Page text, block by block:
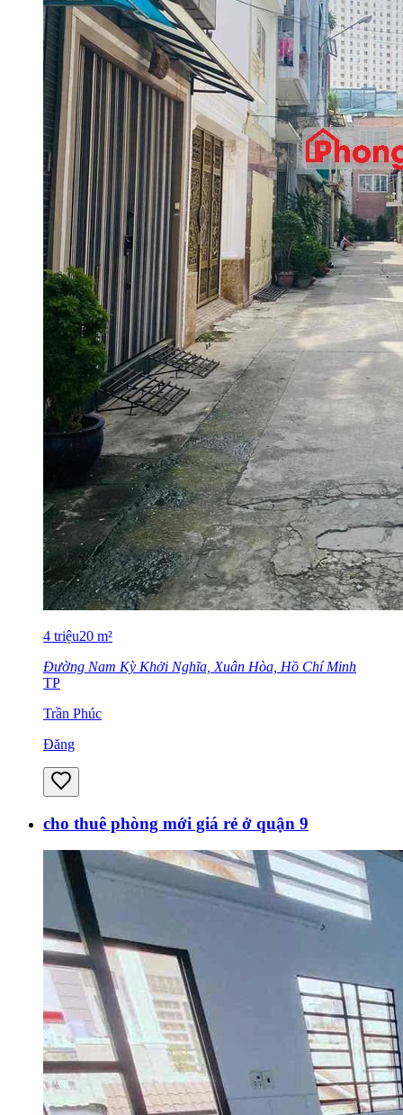
4 triệu20 m²
Đường Nam Kỳ Khởi Nghĩa, Xuân Hòa, Hồ Chí Minh
TP
Trần Phúc
Đăng
cho thuê phòng mới giá rẻ ở quận 9